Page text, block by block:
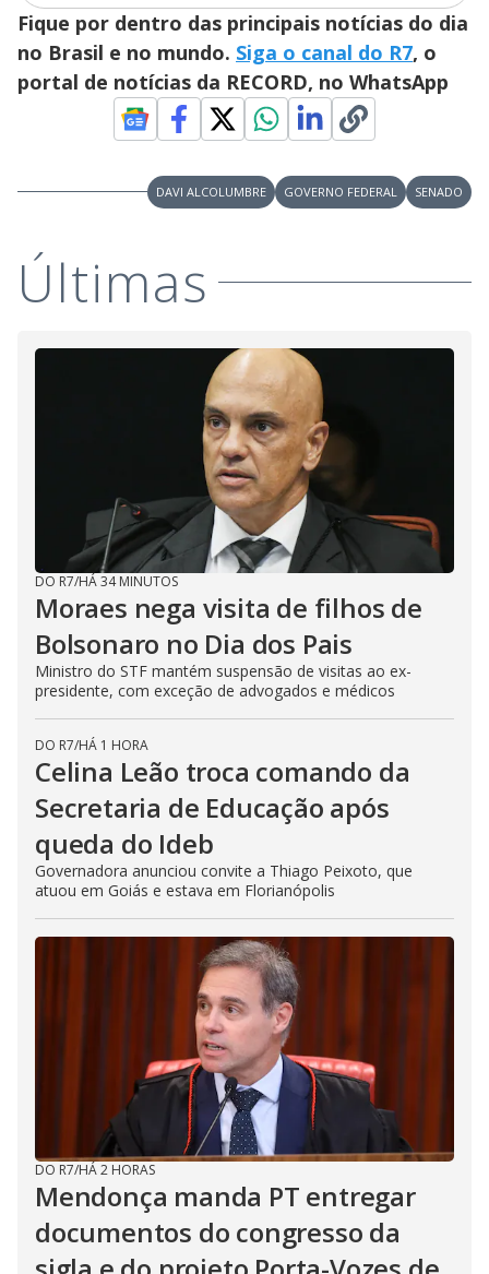
d
e
o
Fique por dentro das principais notícias do dia
no Brasil e no mundo. Siga o canal do R7, o
portal de notícias da RECORD, no WhatsApp
DAVI ALCOLUMBRE GOVERNO FEDERAL SENADO
Últimas
DO R7/HÁ 34 MINUTOS
Moraes nega visita de filhos de
Bolsonaro no Dia dos Pais
Ministro do STF mantém suspensão de visitas ao ex-
presidente, com exceção de advogados e médicos
DO R7/HÁ 1 HORA
Celina Leão troca comando da
Secretaria de Educação após
queda do Ideb
Governadora anunciou convite a Thiago Peixoto, que
atuou em Goiás e estava em Florianópolis
DO R7/HÁ 2 HORAS
Mendonça manda PT entregar
documentos do congresso da